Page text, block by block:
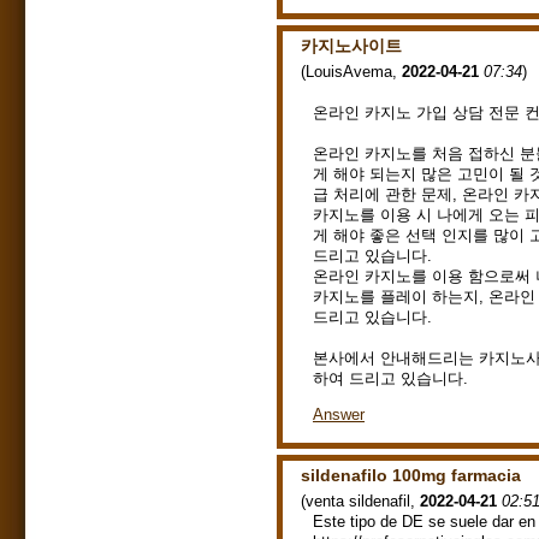
카지노사이트
(LouisAvema, 2022-04-21 07:34)
온라인 카지노 가입 상담 전문
온라인 카지노를 처음 접하신
게 해야 되는지 많은 고민이 될
급 처리에 관한 문제, 온라인 카
카지노를 이용 시 나에게 오는
게 해야 좋은 선택 인지를 많이
드리고 있습니다.
온라인 카지노를 이용 함으로
카지노를 플레이 하는지, 온라
드리고 있습니다.
본사에서 안내해드리는 카지노
하여 드리고 있습니다.
Answer
sildenafilo 100mg farmacia
(venta sildenafil , 2022-04-21 02:51
Este tipo de DE se suele dar